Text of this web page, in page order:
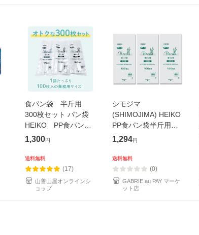
食パン袋 半斤用
300枚セット パン袋
HEIKO PP食パン
袋 ネコポス クリッ
1,300円
送料無料
(17)
山善山屋オンラインシ
ョップ
シモジマ
(SHIMOJIMA) HEIKO
PP食パン袋半斤用
300枚(100枚X3束) ヘ
袋
1,294円
送料無料
(0)
GABRIE au PAY マーケ
ット店